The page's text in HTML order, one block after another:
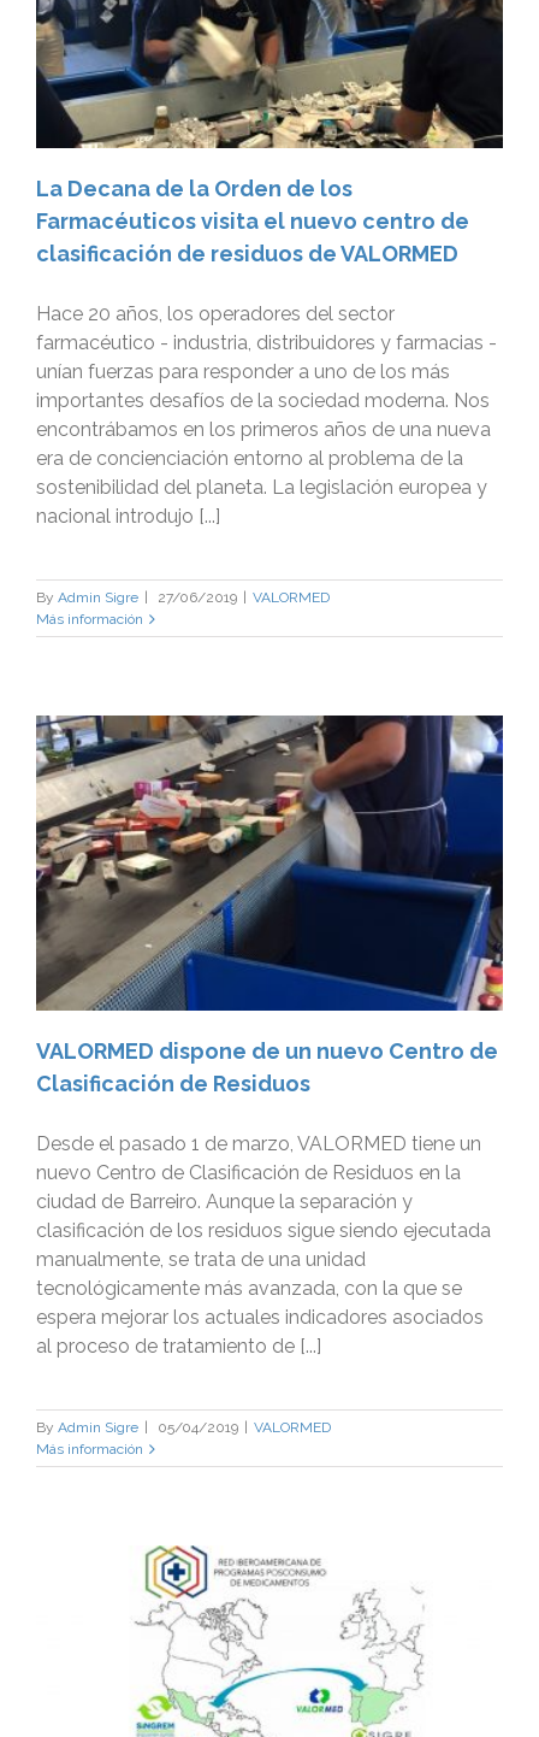
La Decana de la Orden de los
Farmacéuticos visita el nuevo centro de
clasificación de residuos de VALORMED
Hace 20 años, los operadores del sector
farmacéutico - industria, distribuidores y farmacias -
unían fuerzas para responder a uno de los más
importantes desafíos de la sociedad moderna. Nos
encontrábamos en los primeros años de una nueva
era de concienciación entorno al problema de la
sostenibilidad del planeta. La legislación europea y
nacional introdujo [...]
By Admin Sigre 27/06/2019
VALORMED
Más información
VALORMED dispone de un nuevo Centro de
Clasificación de Residuos
Desde el pasado 1 de marzo, VALORMED tiene un
nuevo Centro de Clasificación de Residuos en la
ciudad de Barreiro. Aunque la separación y
clasificación de los residuos sigue siendo ejecutada
manualmente, se trata de una unidad
tecnológicamente más avanzada, con la que se
espera mejorar los actuales indicadores asociados
al proceso de tratamiento de [...]
By Admin Sigre | 05/04/2019 | VALORMED
Más información